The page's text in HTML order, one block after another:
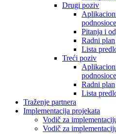
Drugi poziv
Pitanja i
Radni plan
Lista
Treći poziv
Radni plan
Lista
Traženje partnera
Implementacija projekata
Vodič za
Vodič za